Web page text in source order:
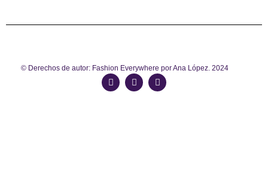
© Derechos de autor: Fashion Everywhere por Ana López. 2024